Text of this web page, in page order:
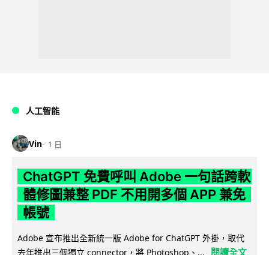
人工智能
Vin 1 日
ChatGPT 免費呼叫 Adobe 一句話跨軟
體修圖兼整 PDF 不用開多個 APP 兼免
帳號
Adobe 宣布推出全新統一版 Adobe for ChatGPT 外掛，取代
去年推出三個獨立 connector，將 Photoshop、...
閱讀全文